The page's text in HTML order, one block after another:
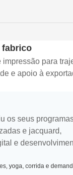
fabrico
para
e apoio à
os seus
e jacquard,
e
yoga, corrida e